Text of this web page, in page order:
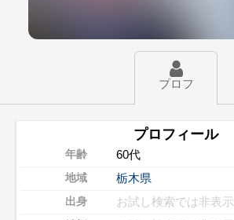
プロフ
プロフィール
年齢 60代
地域 栃木県
出身 お試し検索では非表示